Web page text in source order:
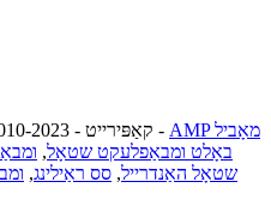
© קאַפּירייט - 2010-2023: כל הזכויות שמורות. -
AMP מאָביל
באָלט ומבאַפלעקט שטאָל,
שטאָל האַנדרייל, סס ראַילינג,